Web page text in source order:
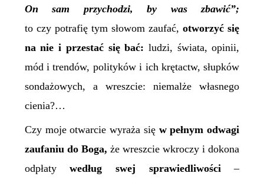
On sam przychodzi, by was zbawić”;
to czy potrafię tym słowom zaufać,otworzyć się
na nie i przestać się bać: ludzi, świata, opinii,
mód i trendów, polityków i ich krętactw, słupków
sondażowych, a wreszcie:niemalżewłasnego
cienia?…
Czy moje otwarcie wyraża się w pełnym odwagi
zaufaniu do Boga, że wreszcie wkroczy i dokona
odpłatywedług swej sprawiedliwości–